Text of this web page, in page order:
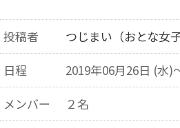
投稿者
つじまい（おとな女
日程
2019年06月26日 (水)
メンバー
２名